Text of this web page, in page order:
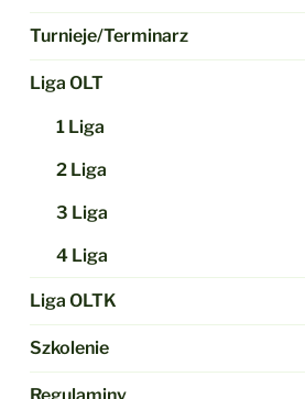
Turnieje/Terminarz
Liga OLT
1 Liga
2 Liga
3 Liga
4 Liga
Liga OLTK
Szkolenie